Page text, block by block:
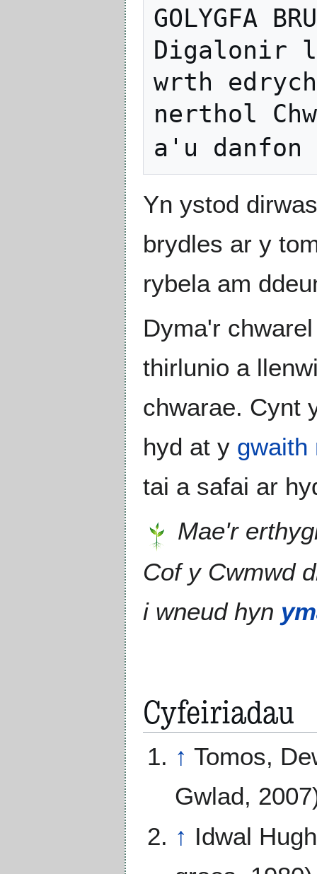
GOLYGFA
Digalonir
wrth
nerthol
a'u danfon
Yn ystod
brydles ar y
rybela am
Dyma'r
thirlunio a
chwarae. Cynt
hyd at y gwaith
tai a safai ar
Mae'r
Cof y Cwmwd
i wneud hyn
Cyfeiriadau
↑ Tomos,
Gwlad,
↑ Idwal